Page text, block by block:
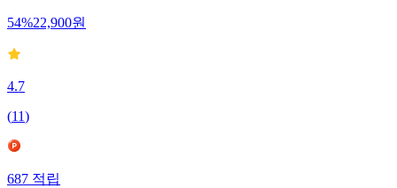
54%22,900원
4.7
(11)
687 적립